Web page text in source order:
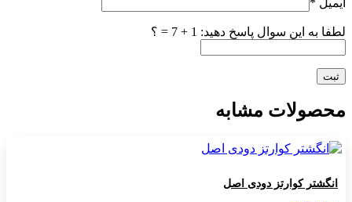
لطفا به این سوال پاسخ دهید: 1 + 7 = ؟
محصولات مشابه
انگشتر کوارتز دودی اصل